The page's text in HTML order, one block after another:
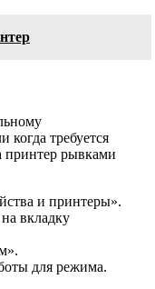
требуется
принтер рывками
и принтеры».
вкладку
для режима.